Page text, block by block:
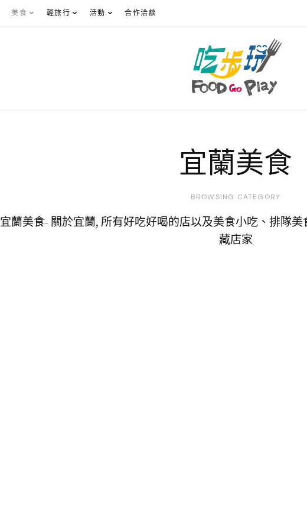
美食 輕旅行 活動 合作洽談
宜蘭美食
BROWSING CATEGORY
宜蘭美食- 關於宜蘭, 所有好吃好喝的店以及美食小吃、排隊
藏店家